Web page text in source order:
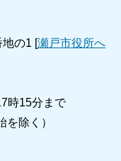
の1 [瀬戸市役所へ
時15分まで
を除く）